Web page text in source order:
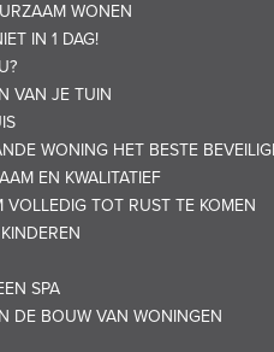
WONEN
IN 1 DAG!
VAN JE TUIN
WONING HET BESTE
EN KWALITATIEF
TOT RUST TE KOMEN
SPA
DE BOUW VAN WONINGEN